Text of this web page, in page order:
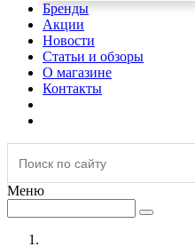
Бренды
Акции
Новости
Статьи и обзоры
О магазине
Контакты
Меню